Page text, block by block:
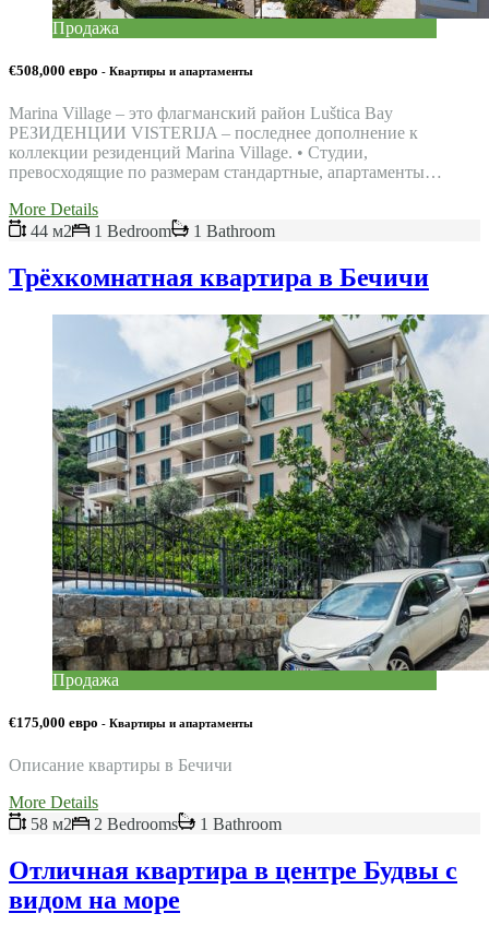
Продажа
€508,000 евро - Квартиры и апартаменты
Marina Village – это флагманский район Luštica Bay
РЕЗИДЕНЦИИ VISTERIJA – последнее дополнение к
коллекции резиденций Marina Village. • Студии,
превосходящие по размерам стандартные, апартаменты…
More Details
44 м2
1 Bedroom 1 Bathroom
Трёхкомнатная квартира в Бечичи
Продажа
€175,000 евро - Квартиры и апартаменты
Описание квартиры в Бечичи
More Details
58 м2
2 Bedrooms 1 Bathroom
Отличная квартира в центре Будвы с
видом на море